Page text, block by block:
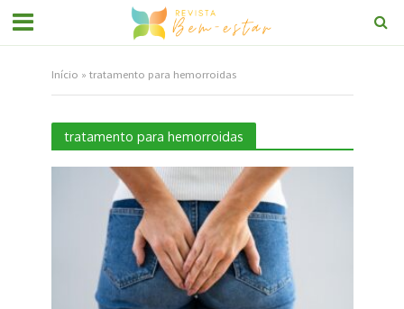
Início » tratamento para hemorroidas
tratamento para hemorroidas